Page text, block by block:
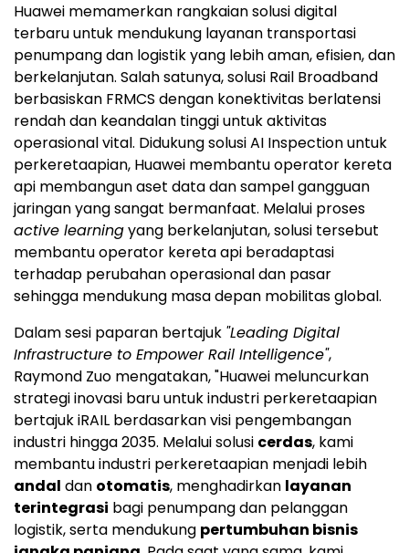
Huawei memamerkan rangkaian solusi digital
terbaru untuk mendukung layanan transportasi
penumpang dan logistik yang lebih aman, efisien, dan
berkelanjutan. Salah satunya, solusi Rail Broadband
berbasiskan FRMCS dengan konektivitas berlatensi
rendah dan keandalan tinggi untuk aktivitas
operasional vital. Didukung solusi AI Inspection untuk
perkeretaapian, Huawei membantu operator kereta
api membangun aset data dan sampel gangguan
jaringan yang sangat bermanfaat. Melalui proses
active learningyang berkelanjutan, solusi tersebut
membantu operator kereta api beradaptasi
terhadap perubahan operasional dan pasar
sehingga mendukung masa depan mobilitas global.
Dalam sesi paparan bertajuk "Leading Digital
Infrastructure to Empower Rail Intelligence",
Raymond Zuo mengatakan, "Huawei meluncurkan
strategi inovasi baru untuk industri perkeretaapian
bertajuk iRAIL berdasarkan visi pengembangan
industri hingga 2035. Melalui solusi cerdas, kami
membantu industri perkeretaapian menjadi lebih
andal dan otomatis, menghadirkan layanan
terintegrasi bagi penumpang dan pelanggan
logistik, serta mendukung pertumbuhan bisnis